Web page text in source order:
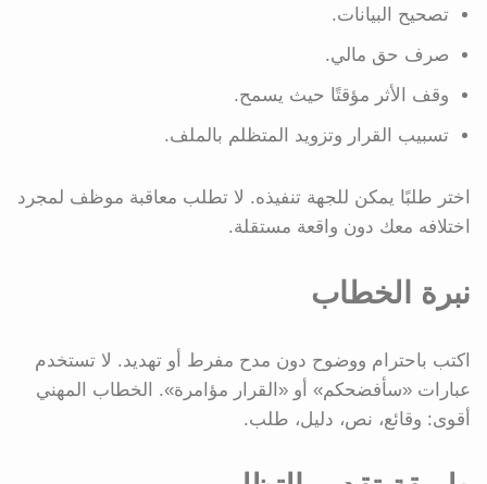
تصحيح البيانات.
صرف حق مالي.
وقف الأثر مؤقتًا حيث يسمح.
تسبيب القرار وتزويد المتظلم بالملف.
اختر طلبًا يمكن للجهة تنفيذه. لا تطلب معاقبة موظف لمجرد
اختلافه معك دون واقعة مستقلة.
نبرة الخطاب
اكتب باحترام ووضوح دون مدح مفرط أو تهديد. لا تستخدم
عبارات «سأفضحكم» أو «القرار مؤامرة». الخطاب المهني
أقوى: وقائع، نص، دليل، طلب.